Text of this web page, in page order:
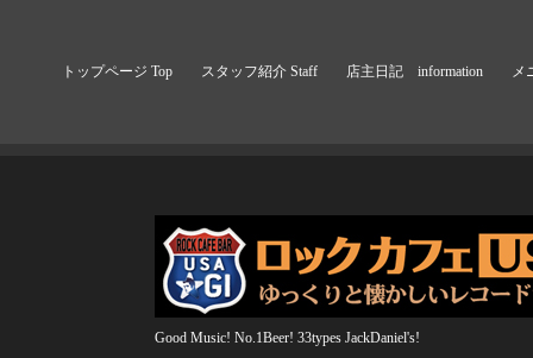
トップページ Top スタッフ紹介 Staff 店主日記 information メ
Good Music! No.1Beer! 33types JackDaniel's!